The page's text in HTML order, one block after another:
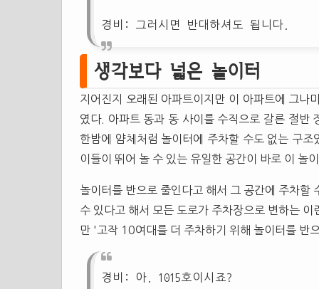
경비: 그러시면 반대하셔도 됩니다.
생각보다 넓은 놀이터
지어진지 오래된 아파트이지만 이 아파트에 그나
였다. 아파트 동과 동 사이를 수직으로 갈른 절반
한밤에 얌체처럼 놀이터에 주차할 수도 없는 구
이들이 뛰어 놀 수 있는 유일한 공간이 바로 이 놀
놀이터를 반으로 줄인다고 해서 그 공간에 주차
수 있다고 해서 모든 도로가 주차장으로 변하는
만 '고작 10여대를 더 주차하기 위해 놀이터를 반
경비: 아. 1015호이시죠?